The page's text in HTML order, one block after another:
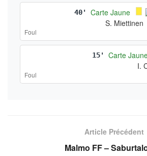
40'
Carte Jaune
S. Miettinen
Foul
15'
Carte
I.
Foul
Article Précédent
Malmo FF –